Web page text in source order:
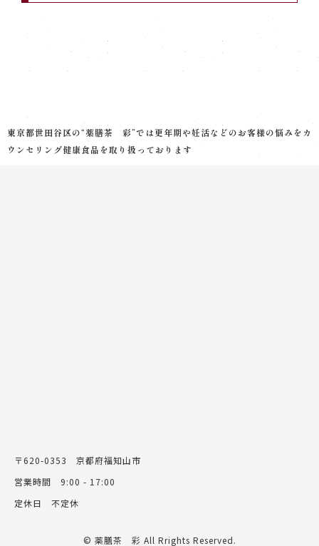
東京都世田谷区の“薬膳茶 彩”では更年期や妊活などのお客様の悩みをカ
ウンセリング健康食品を取り扱っております
〒620-0353 京都府福知山市
営業時間 9:00 - 17:00
定休日 不定休
© 薬膳茶 彩 All Rrights Reserved.